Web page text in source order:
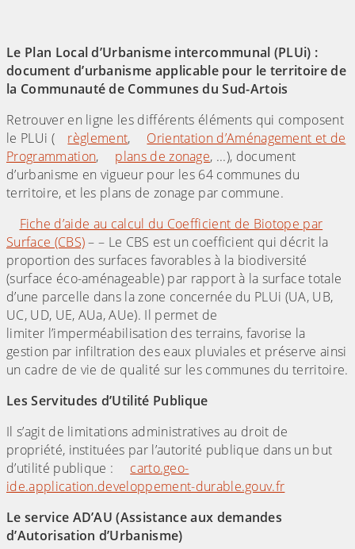
Le Plan Local d’Urbanisme intercommunal (PLUi) :
document d’urbanisme applicable pour le territoire de
la Communauté de Communes du Sud-Artois
Retrouver en ligne les différents éléments qui composent
le PLUi (
règlement,
Orientation d’Aménagement et de
Programmation, plans de zonage, ...), document
d’urbanisme en vigueur pour les 64 communes du
territoire, et les plans de zonage par commune.
Fiche d’aide au calcul du Coefficient de Biotope par
Surface (CBS)– – Le CBS est un coefficient qui décrit la
proportion des surfaces favorables à la biodiversité
(surface éco-aménageable) par rapport à la surface totale
d’une parcelle dans la zone concernée du PLUi (UA, UB,
UC, UD, UE, AUa, AUe). Il permet de
limiter l’imperméabilisation des terrains, favorise la
gestion par infiltration des eaux pluviales et préserve ainsi
un cadre de vie de qualité sur les communes du territoire.
Les Servitudes d’Utilité Publique
Il s’agit de limitations administratives au droit de
propriété, instituées par l’autorité publique dans un but
d’utilité publique :
carto.geo-
ide.application.developpement-durable.gouv.fr
Le service AD’AU (Assistance aux demandes
d’Autorisation d’Urbanisme)